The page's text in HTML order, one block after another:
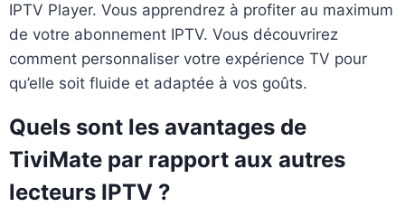
IPTV Player. Vous apprendrez à profiter au maximum
de votre abonnement IPTV. Vous découvrirez
comment personnaliser votre expérience TV pour
qu’elle soit fluide et adaptée à vos goûts.
Quels sont les avantages de
TiviMate par rapport aux autres
lecteurs IPTV ?